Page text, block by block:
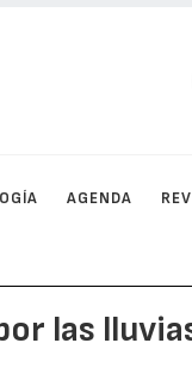
AGENDA
las